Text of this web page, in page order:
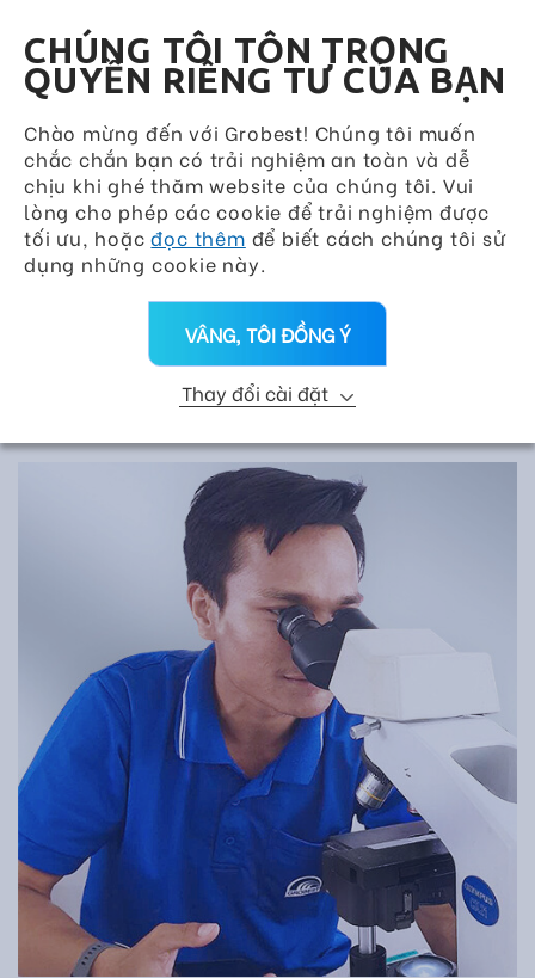
CHÚNG TÔI TÔN TRỌNG
QUYỀN RIÊNG TƯ CỦA BẠN
Chào mừng đến với Grobest! Chúng tôi muốn
chắc chắn bạn có trải nghiệm an toàn và dễ
chịu khi ghé thăm website của chúng tôi. Vui
lòng cho phép các cookie để trải nghiệm được
tối ưu, hoặcđọc thêm để biết cách chúng tôi sử
dụng những cookie này.
VÂNG, TÔI ĐỒNG Ý
Thay đổi cài đặt
DỊCH VỤ KỸ THUẬT